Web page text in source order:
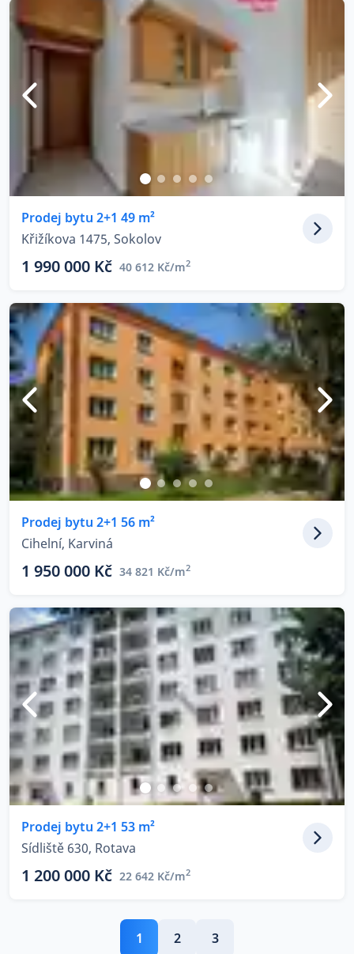
Prodej bytu 2+1 49 m²
Křižíkova 1475, Sokolov
1 990 000 Kč 40 612 Kč/m2
Prodej bytu 2+1 56 m²
Cihelní, Karviná
1 950 000 Kč 34 821 Kč/m2
Prodej bytu 2+1 53 m²
Sídliště 630, Rotava
1 200 000 Kč 22 642 Kč/m2
1 2 3